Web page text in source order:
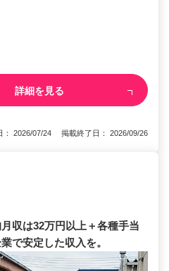
詳細を見る
： 2026/07/24 掲載終了日： 2026/09/26
収は32万円以上＋各種手当
で安定した収入を。